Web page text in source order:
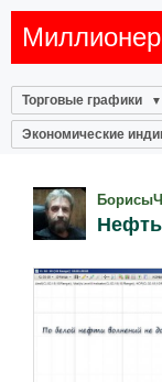
Миллионер
Торговые графики
Экономические
БорисыЧ